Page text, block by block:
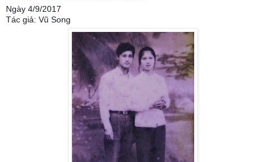
Ngày 4/9/2017
Tác giả: Vũ Song